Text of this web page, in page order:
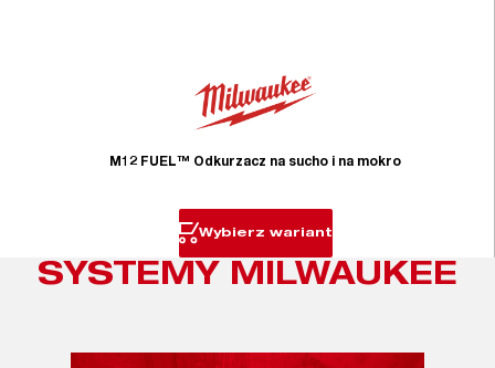
M12 FUEL™ Odkurzacz na sucho i na mokro
Wybierz wariant
SYSTEMY MILWAUKEE